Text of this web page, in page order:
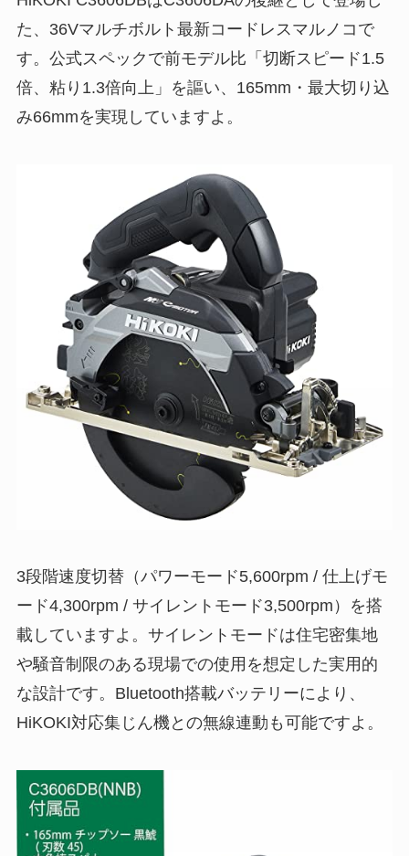
た、36Vマルチボルト最新コードレスマルノコで
す。公式スペックで前モデル比「切断スピード1.5
倍、粘り1.3倍向上」を謳い、165mm・最大切り込
み66mmを実現していますよ。
3段階速度切替（パワーモード5,600rpm / 仕上げモ
ード4,300rpm / サイレントモード3,500rpm）を搭
載していますよ。サイレントモードは住宅密集地
や騒音制限のある現場での使用を想定した実用的
な設計です。Bluetooth搭載バッテリーにより、
HiKOKI対応集じん機との無線連動も可能ですよ。